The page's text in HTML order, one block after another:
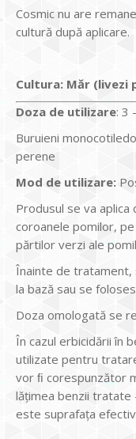
Cosmic nu are
cultură după aplicare.
Cultura: Măr (livezi
Doza de utilizare: 3
Buruieni
perene
Mod de utilizare:
Produsul se va
coroanele pomilor,
părtilor verzi ale
Înainte de tratament,
la bază sau se
Doza omologată se
În cazul erbicidării în
utilizate pentru
vor ﬁ corespunzător
lățimea benzii tratate
este suprafața